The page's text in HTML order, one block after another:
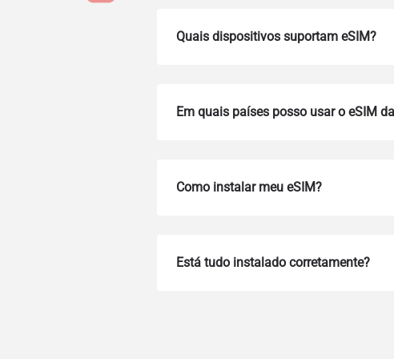
Quais dispositivos suportam eSIM?
Em quais países posso usar o eSIM
Como instalar meu eSIM?
Está tudo instalado corretamente?
To get your